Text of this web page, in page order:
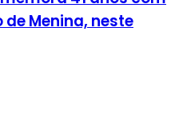
Menina, neste